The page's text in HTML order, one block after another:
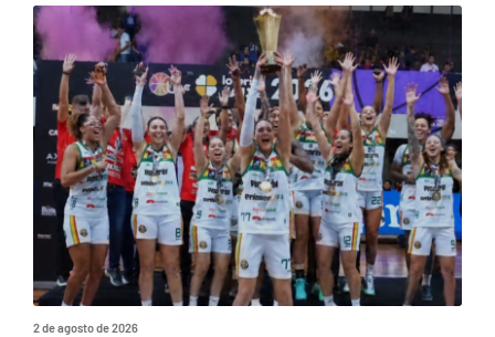
2 de agosto de 2026